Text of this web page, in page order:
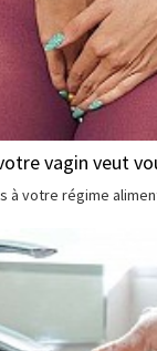
vagin veut
à votre régime